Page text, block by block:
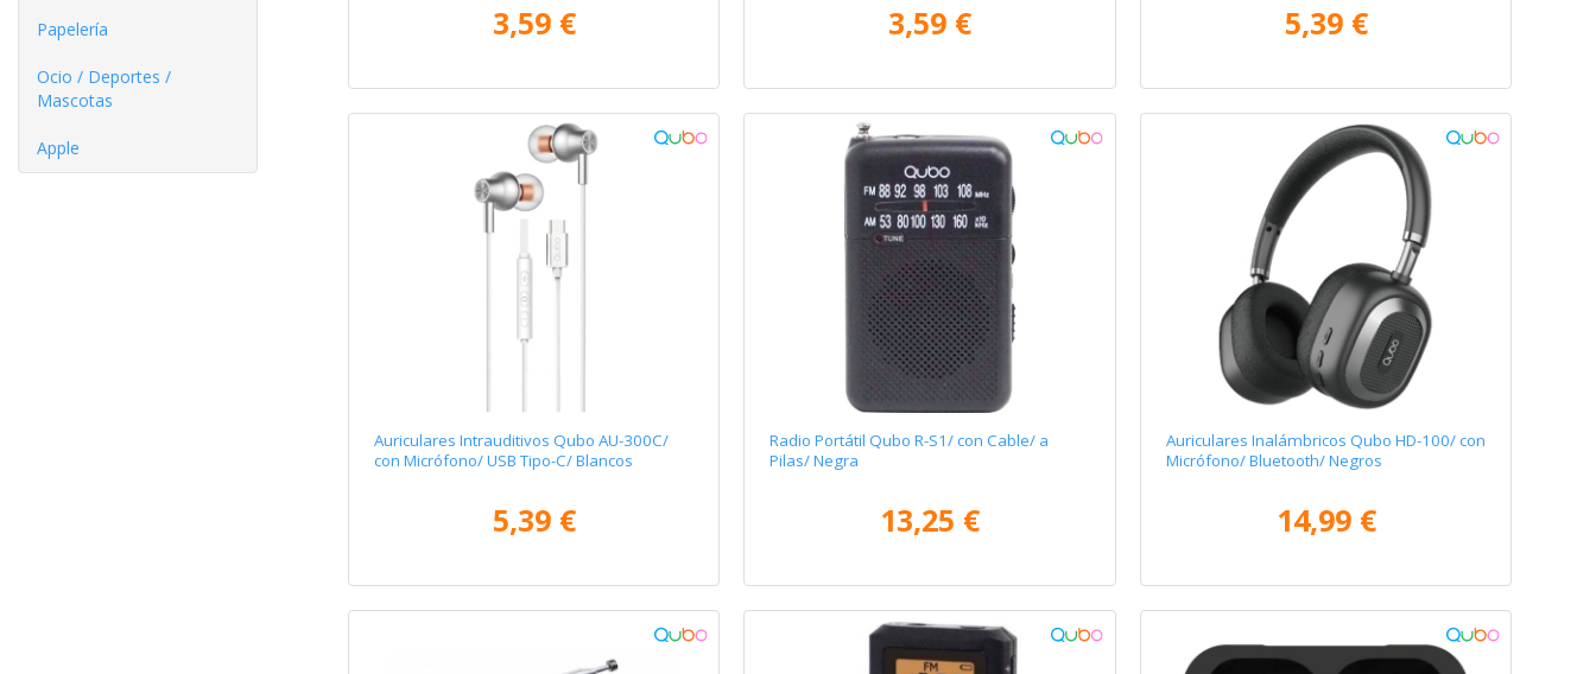
Papelería
Ocio / Deportes /
Mascotas
Apple
3,59 € 3,59 € 5,39 €
Auriculares Intrauditivos Qubo AU-300C/
con Micrófono/ USB Tipo-C/ Blancos
5,39 €
Radio Portátil Qubo R-S1/ con Cable/ a
Pilas/ Negra
13,25 €
Auriculares Inalámbricos Qubo HD-100/ con
Micrófono/ Bluetooth/ Negros
14,99 €